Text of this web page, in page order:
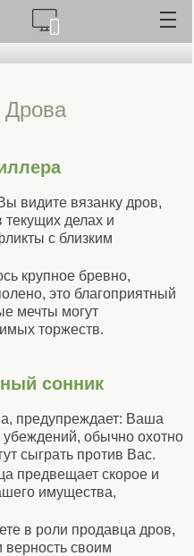
Дрова
видите вязанку дров,
текущих делах и
с близким
крупное бревно,
это благоприятный
мечты могут
торжеств.
сонник
предупреждает: Ваша
убеждений, обычно охотно
сыграть против Вас.
предвещает скорое и
имущества,
в роли продавца дров,
верность своим